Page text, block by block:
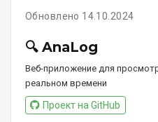
Обновлено 14.10.2024
🔍 AnaLog
Веб-приложение для
реальном времени
Проект на GitHub